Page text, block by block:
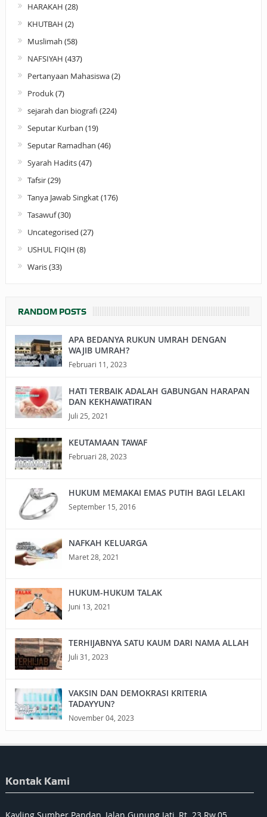
HARAKAH (28)
KHUTBAH (2)
Muslimah (58)
NAFSIYAH (437)
Pertanyaan Mahasiswa(2)
Produk(7)
sejarah dan biografi (224)
Seputar Kurban (19)
Seputar Ramadhan (46)
Syarah Hadits(47)
Tafsir(29)
Tanya Jawab Singkat(176)
Tasawuf(30)
Uncategorised (27)
USHUL FIQIH (8)
Waris(33)
RANDOM POSTS
APA BEDANYA RUKUN UMRAH DENGAN
WAJIB UMRAH?
Februari 11, 2023
HATI TERBAIK ADALAH GABUNGAN HARAPAN
DAN KEKHAWATIRAN
Juli 25, 2021
KEUTAMAAN TAWAF
Februari 28, 2023
HUKUM MEMAKAI EMAS PUTIH BAGI LELAKI
September 15, 2016
NAFKAH KELUARGA
Maret 28, 2021
HUKUM-HUKUM TALAK
Juni 13, 2021
TERHIJABNYA SATU KAUM DARI NAMA ALLAH
Juli 31, 2023
VAKSIN DAN DEMOKRASI KRITERIA
TADAYYUN?
November 04, 2023
Kontak Kami
Kavling Sumber Pandan, Jalan Gunung Jati, Rt. 23 Rw.05